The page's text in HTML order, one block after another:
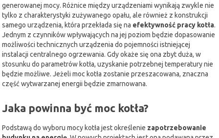
generowanej mocy. Różnice między urządzeniami wynikają zwykle nie
tylko z charakterystyki zużywanego opału, ale również z konstrukcji
samego urządzenia, która przekłada się na efektywność pracy kotła.
Jednym z czynników wpływających na jej poziom będzie dopasowanie
możliwości technicznych urządzenia do pojemności istniejącej
instalacji centralnego ogrzewania. Gdy okaże się ona zbyt duża, w
stosunku do parametrów kotła, uzyskanie potrzebnej temperatury nie
będzie możliwe. Jeżeli moc kotła zostanie przeszacowana, znaczna
część wytwarzanej energii będzie zmarnowana.
Jaka powinna być moc kotła?
Podstawą do wyboru mocy kotła jest określenie zapotrzebowanie